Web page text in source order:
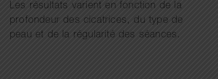
Les résultats varient en fonction de la
profondeur des cicatrices, du type de
peau et de la régularité des séances.